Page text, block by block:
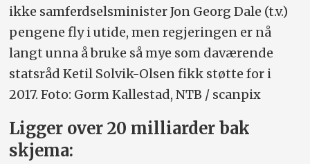
ikke samferdselsminister Jon Georg Dale (t.v.)
pengene fly i utide, men regjeringen er nå
langt unna å bruke så mye som daværende
statsråd Ketil Solvik-Olsen fikk støtte for i
2017. Foto: Gorm Kallestad, NTB / scanpix
Ligger over 20 milliarder bak
skjema: